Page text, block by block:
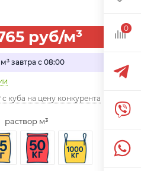
руб/м³
завтра с 08:00
куба на цену конкурента
раствор м³
0